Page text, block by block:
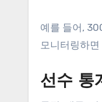
예를 들어,
모니터링하
선수 통